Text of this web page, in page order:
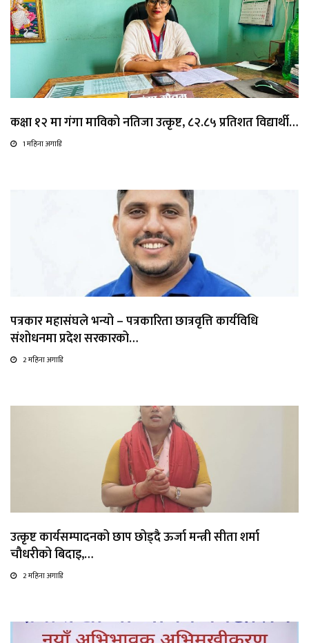
कक्षा १२ मा गंगा माविको नतिजा उत्कृष्ट, ८२.८५ प्रतिशत विद्यार्थी…
1 महिना अगाडि
पत्रकार महासंघले भन्यो – पत्रकारिता छात्रवृत्ति कार्यविधि
संशोधनमा प्रदेश सरकारको…
2 महिना अगाडि
उत्कृष्ट कार्यसम्पादनको छाप छोड्दै ऊर्जा मन्त्री सीता शर्मा
चौधरीको बिदाइ,…
2 महिना अगाडि